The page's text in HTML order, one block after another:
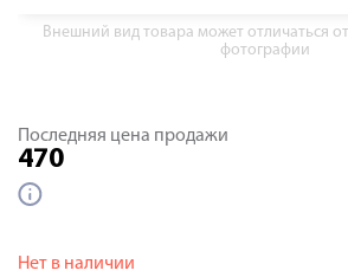
Внешний вид товара может отличаться
фотографии
Последняя цена продажи
470
Нет в наличии